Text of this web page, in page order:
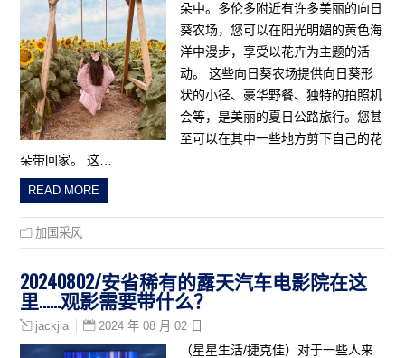
朵中。多伦多附近有许多美丽的向日
葵农场，您可以在阳光明媚的黄色海
洋中漫步，享受以花卉为主题的活
动。 这些向日葵农场提供向日葵形
状的小径、豪华野餐、独特的拍照机
会等，是美丽的夏日公路旅行。您甚
至可以在其中一些地方剪下自己的花
朵带回家。 这…
READ MORE
加国采风
20240802/安省稀有的露天汽车电影院在这
里……观影需要带什么？
jackjia 2024 年 08 月 02 日
（星星生活/捷克佳）对于一些人来